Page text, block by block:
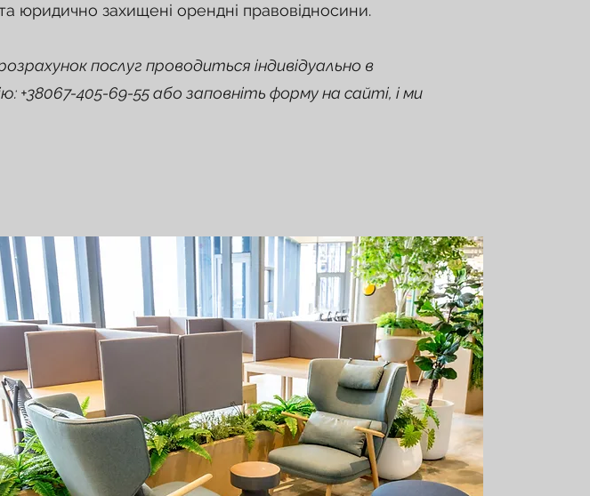
захищені орендні правовідносини.
послуг проводиться індивідуально в
+38067-405-69-55 або заповніть форму на сайті, і ми